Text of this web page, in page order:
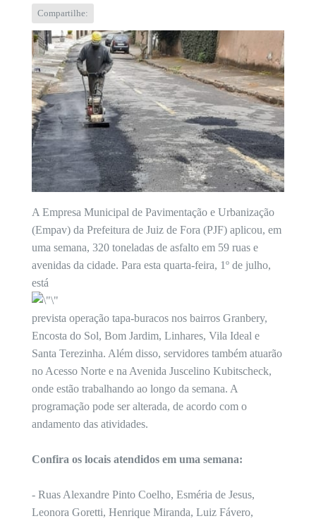
Compartilhe:
A Empresa Municipal de Pavimentação e Urbanização
(Empav) da Prefeitura de Juiz de Fora (PJF) aplicou, em
uma semana, 320 toneladas de asfalto em 59 ruas e
avenidas da cidade. Para esta quarta-feira, 1º de julho,
está
prevista operação tapa-buracos nos bairros Granbery,
Encosta do Sol, Bom Jardim, Linhares, Vila Ideal e
Santa Terezinha. Além disso, servidores também atuarão
no Acesso Norte e na Avenida Juscelino Kubitscheck,
onde estão trabalhando ao longo da semana. A
programação pode ser alterada, de acordo com o
andamento das atividades.
Confira os locais atendidos em uma semana:
- Ruas Alexandre Pinto Coelho, Esméria de Jesus,
Leonora Goretti, Henrique Miranda, Luiz Fávero,